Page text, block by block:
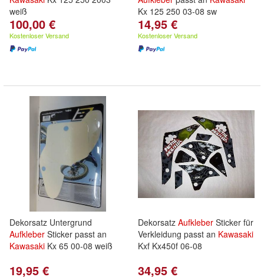
weiß
100,00 €
Kostenloser Versand
Kx 125 250 03-08 sw
14,95 €
Kostenloser Versand
Dekorsatz Untergrund
Aufkleber Sticker passt an
Kawasaki Kx 65 00-08 weiß
19,95 €
Dekorsatz Aufkleber Sticker für
Verkleidung passt an Kawasaki
Kxf Kx450f 06-08
34,95 €